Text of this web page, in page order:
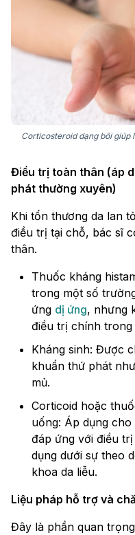
Corticosteroid dạng bôi giúp
Điều trị toàn thân (áp
phát thường xuyên)
Khi tổn thương da lan
điều trị tại chỗ, bác sĩ
thân.
Thuốc kháng
trong một số
ứng dị ứng, nhưng
điều trị chính trong
Kháng sinh: Được
khuẩn thứ phát
mủ.
Corticoid hoặc
uống: Áp dụng
đáp ứng với điều
dụng dưới sự theo
khoa da liễu.
Liệu pháp hỗ trợ và
Đây là phần quan